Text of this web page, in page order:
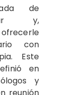
de
y,
con
Este
en
y